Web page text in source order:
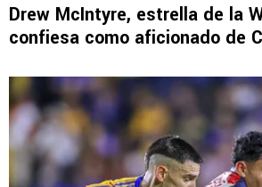
Drew McIntyre, estrella de la
confiesa como aficionado de